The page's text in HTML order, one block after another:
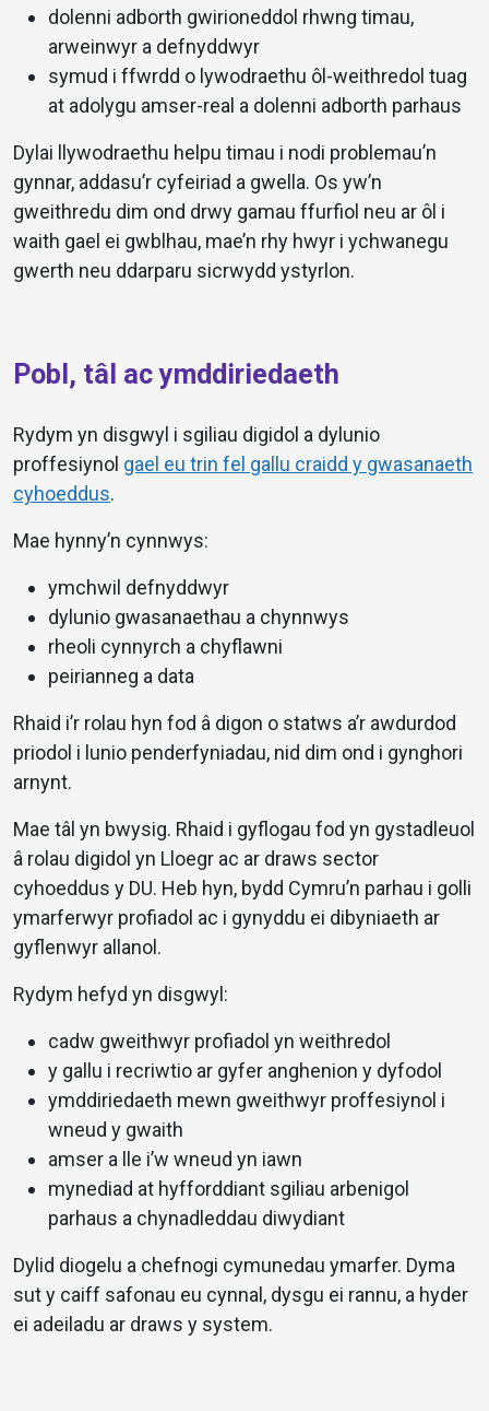
dolenni adborth gwirioneddol rhwng timau,
arweinwyr a defnyddwyr
symud i ffwrdd o lywodraethu ôl-weithredol tuag
at adolygu amser-real a dolenni adborth parhaus
Dylai llywodraethu helpu timau i nodi problemau’n
gynnar, addasu’r cyfeiriad a gwella. Os yw’n
gweithredu dim ond drwy gamau ffurfiol neu ar ôl i
waith gael ei gwblhau, mae’n rhy hwyr i ychwanegu
gwerth neu ddarparu sicrwydd ystyrlon.
Pobl, tâl ac ymddiriedaeth
Rydym yn disgwyl i sgiliau digidol a dylunio
proffesiynol gael eu trin fel gallu craidd y gwasanaeth
cyhoeddus.
Mae hynny’n cynnwys:
ymchwil defnyddwyr
dylunio gwasanaethau a chynnwys
rheoli cynnyrch a chyflawni
peirianneg a data
Rhaid i’r rolau hyn fod â digon o statws a’r awdurdod
priodol i lunio penderfyniadau, nid dim ond i gynghori
arnynt.
Mae tâl yn bwysig. Rhaid i gyflogau fod yn gystadleuol
â rolau digidol yn Lloegr ac ar draws sector
cyhoeddus y DU. Heb hyn, bydd Cymru’n parhau i golli
ymarferwyr profiadol ac i gynyddu ei dibyniaeth ar
gyflenwyr allanol.
Rydym hefyd yn disgwyl:
cadw gweithwyr profiadol yn weithredol
y gallu i recriwtio ar gyfer anghenion y dyfodol
ymddiriedaeth mewn gweithwyr proffesiynol i
wneud y gwaith
amser a lle i’w wneud yn iawn
mynediad at hyfforddiant sgiliau arbenigol
parhaus a chynadleddau diwydiant
Dylid diogelu a chefnogi cymunedau ymarfer. Dyma
sut y caiff safonau eu cynnal, dysgu ei rannu, a hyder
ei adeiladu ar draws y system.